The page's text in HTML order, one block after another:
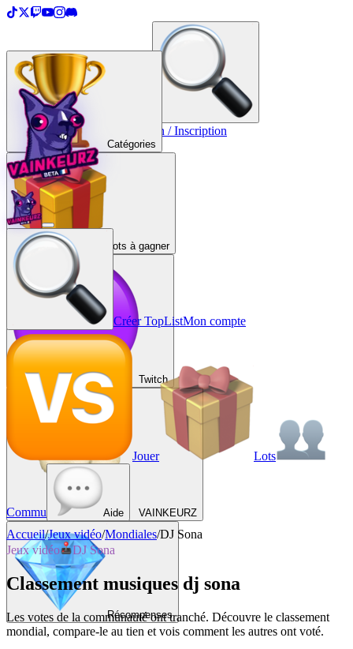
Créer une TopList Connexion / Inscription
Catégories
Lots à gagner
Twitch
VAINKEURZ
Récompenses
Créer TopListMon compte
Jouer Lots
Commu Aide
Accueil/Jeux vidéo/Mondiales/DJ Sona
Jeux vidéo
DJ Sona
Classement musiques dj sona
Les votes de la communauté ont tranché. Découvre le classement
mondial, compare-le au tien et vois comment les autres ont voté.